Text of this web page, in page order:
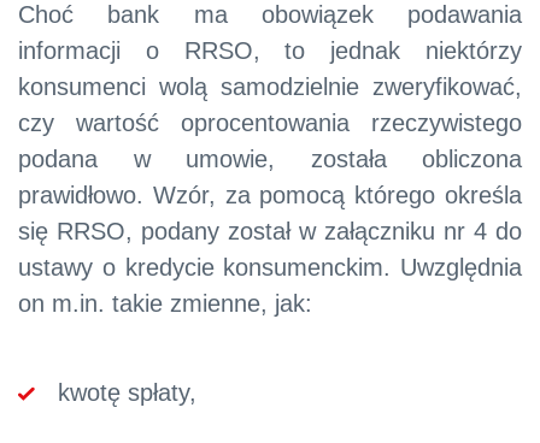
Choć bank ma obowiązek podawania
informacji o RRSO, to jednak niektórzy
konsumenci wolą samodzielnie zweryfikować,
czy wartość oprocentowania rzeczywistego
podana w umowie, została obliczona
prawidłowo. Wzór, za pomocą którego określa
się RRSO, podany został w załączniku nr 4 do
ustawy o kredycie konsumenckim. Uwzględnia
on m.in. takie zmienne, jak:
kwotę spłaty,